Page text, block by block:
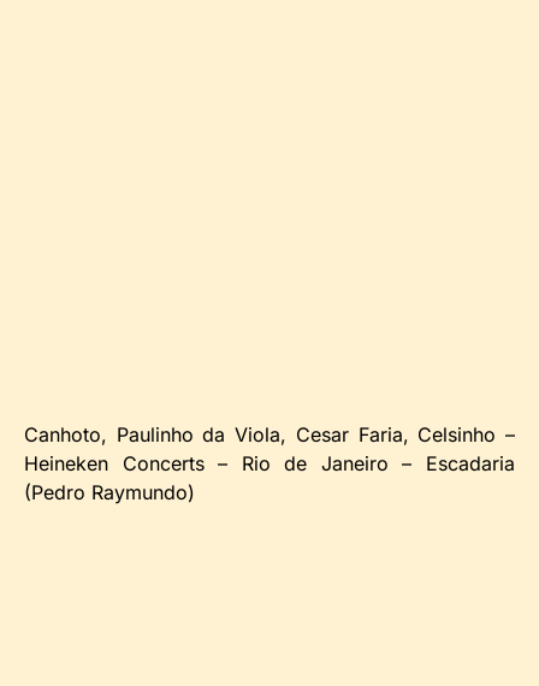
Canhoto, Paulinho da Viola, Cesar Faria, Celsinho –
Heineken Concerts – Rio de Janeiro – Escadaria
(Pedro Raymundo)